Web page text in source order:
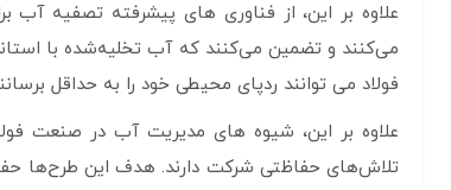
علاوه بر این، از فناوری های پیشرفته تصفیه آب
می‌کنند و تضمین می‌کنند که آب تخلیه‌شده با
فولاد می توانند ردپای محیطی خود را به حداقل
علاوه بر این، شیوه های مدیریت آب در صنعت
تلاش‌های حفاظتی شرکت دارند. هدف این طرح‌ها